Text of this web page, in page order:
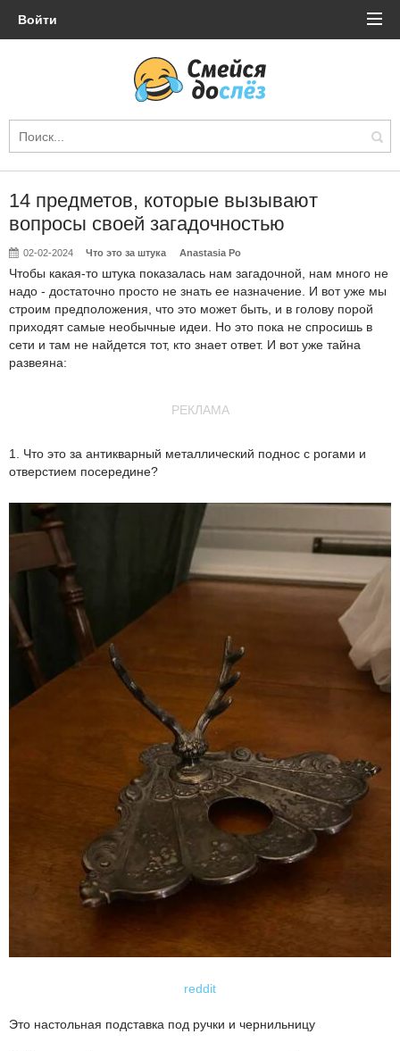
Войти
14 предметов, которые вызывают
вопросы своей загадочностью
02-02-2024 Что это за штука Anastasia Po
Чтобы какая-то штука показалась нам загадочной, нам много не
надо - достаточно просто не знать ее назначение. И вот уже мы
строим предположения, что это может быть, и в голову порой
приходят самые необычные идеи. Но это пока не спросишь в
сети и там не найдется тот, кто знает ответ. И вот уже тайна
развеяна:
РЕКЛАМА
1. Что это за антикварный металлический поднос с рогами и
отверстием посередине?
reddit
Это настольная подставка под ручки и чернильницу